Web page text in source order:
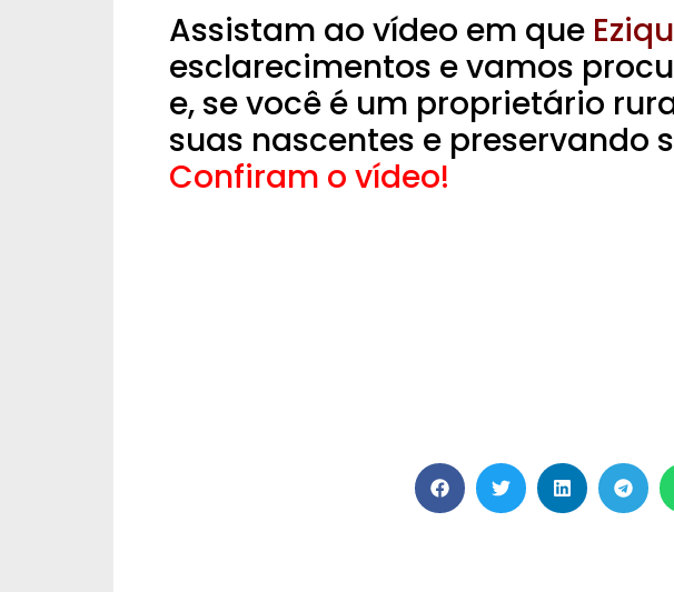
Assistam ao vídeo em que
esclarecimentos e vamos
e, se você é um proprietário
suas nascentes e preservando
Confiram o vídeo!